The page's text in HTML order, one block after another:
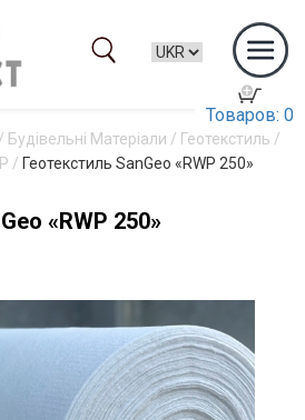
Товаров: 0
/ Будівельні Матеріали / Геотекстиль /
/ Геотекстиль SanGeo «RWP 250»
«RWP 250»